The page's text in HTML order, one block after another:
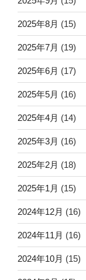
2025年8月 (15)
2025年7月 (19)
2025年6月 (17)
2025年5月 (16)
2025年4月 (14)
2025年3月 (16)
2025年2月 (18)
2025年1月 (15)
2024年12月 (16)
2024年11月 (16)
2024年10月 (15)